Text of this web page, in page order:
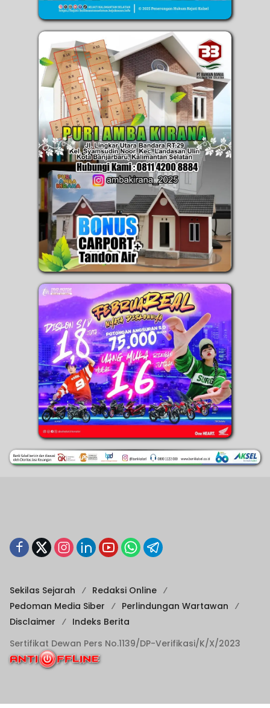
Sekilas Sejarah
Redaksi Online
Pedoman Media Siber
Perlindungan Wartawan
Disclaimer
Indeks Berita
Sertifikat Dewan Pers No.1139/DP-Verifikasi/K/X/2023